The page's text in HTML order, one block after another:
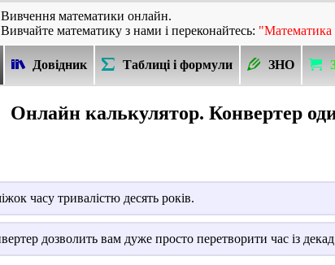
Вивчення математики онлайн.
Вивчайте математику з нами і переконайтесь: "Математика
Довідник Таблиці і формули ЗНО
Онлайн калькулятор. Конвертер
часу тривалістю десять років.
дозволить вам дуже просто перетворити час із